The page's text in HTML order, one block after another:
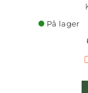
På lager